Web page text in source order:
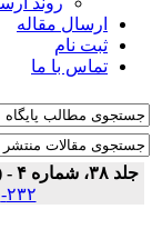
ارسال مقاله
ثبت نام
تماس با ما
جلد ۳۸، شماره ۴ - ( ۱۱-۱۳۹۳ )
۲۳۲-۲۲۶